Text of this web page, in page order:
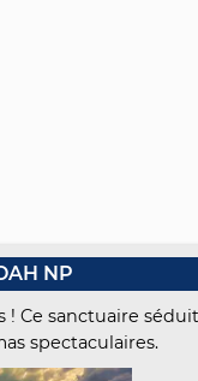
NP
Ce sanctuaire
spectaculaires.